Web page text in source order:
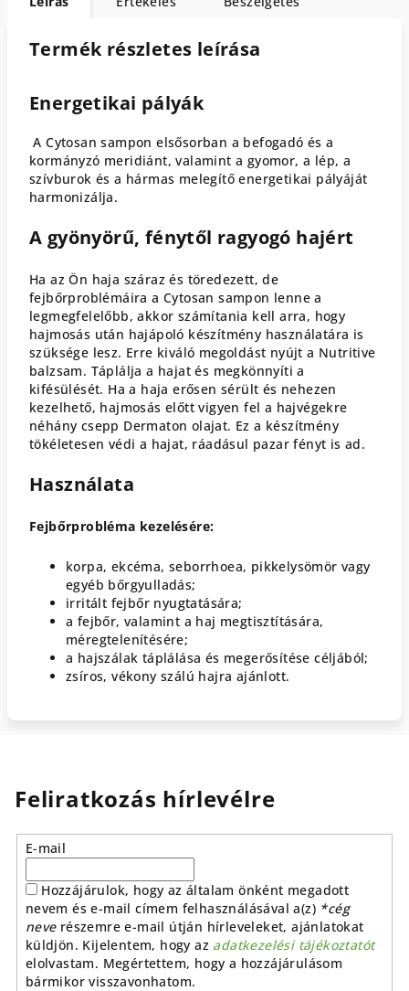
Termék részletes leírása
Energetikai pályák
A Cytosan sampon elsősorban a befogadó és a
kormányzó meridiánt, valamint a gyomor, a lép, a
szívburokés a hármas melegítő energetikai pályáját
harmonizálja.
A gyönyörű, fénytől ragyogó hajért
Ha az Ön haja száraz és töredezett, de
fejbőrproblémáira a Cytosan sampon lenne a
legmegfelelőbb, akkor számítania kell arra, hogy
hajmosás után hajápoló készítmény használatára is
szüksége lesz. Erre kiváló megoldást nyújt a Nutritive
balzsam. Táplálja a hajat és megkönnyíti a
kifésülését. Ha a haja erősen sérült és nehezen
kezelhető, hajmosás előtt vigyen fel a hajvégekre
néhány csepp Dermaton olajat. Ez a készítmény
tökéletesen védi a hajat, ráadásul pazar fényt is ad.
Használata
Fejbőrprobléma kezelésére:
korpa, ekcéma, seborrhoea, pikkelysömör vagy
egyéb bőrgyulladás;
irritált fejbőr nyugtatására;
a fejbőr, valamint a haj megtisztítására,
méregtelenítésére;
a hajszálak táplálása és megerősítése céljából;
zsíros, vékony szálú hajra ajánlott.
Feliratkozás hírlevélre
E-mail
Hozzájárulok, hogy az általam önként megadott
nevem és e-mail címem felhasználásával a(z) *cég
neverészemre e-mail útján hírleveleket, ajánlatokat
küldjön. Kijelentem, hogy az adatkezelési tájékoztatót
elolvastam. Megértettem, hogy a hozzájárulásom
bármikor visszavonhatom.